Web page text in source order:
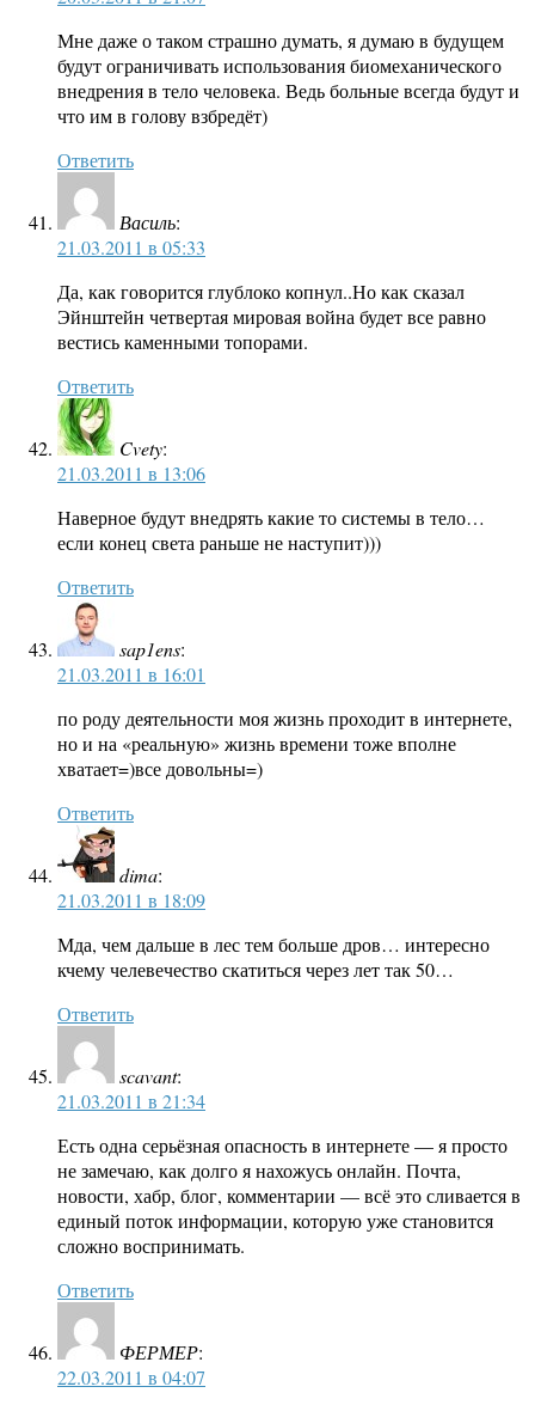
Мне даже о таком страшно думать, я думаю в будущем
будут ограничивать использования биомеханического
внедрения в тело человека. Ведь больные всегда будут и
что им в голову взбредёт)
Ответить
Василь:
21.03.2011 в 05:33
Да, как говорится глублоко копнул..Но как сказал
Эйнштейн четвертая мировая война будет все равно
вестись каменными топорами.
Ответить
Cvety:
21.03.2011 в 13:06
Наверное будут внедрять какие то системы в тело…
если конец света раньше не наступит)))
Ответить
sap1ens:
21.03.2011 в 16:01
по роду деятельности моя жизнь проходит в интернете,
но и на «реальную» жизнь времени тоже вполне
хватает=)все довольны=)
Ответить
dima:
21.03.2011 в 18:09
Мда, чем дальше в лес тем больше дров… интересно
кчему челевечество скатиться через лет так 50…
Ответить
scavant:
21.03.2011 в 21:34
Есть одна серьёзная опасность в интернете — я просто
не замечаю, как долго я нахожусь онлайн. Почта,
новости, хабр, блог, комментарии — всё это сливается в
единый поток информации, которую уже становится
сложно воспринимать.
Ответить
ФЕРМЕР:
22.03.2011 в 04:07